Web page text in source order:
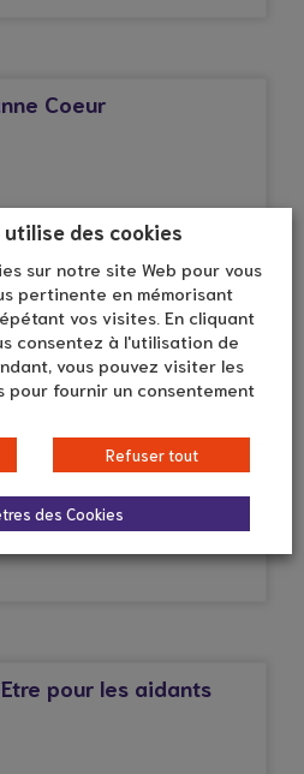
Coeur
© Droits réservés*
ANAE à Riec-sur-
(Finistère)
© Droits réservés*
les aidants, grâce au
loisir !
pour les aidants
utilise des cookies
sur notre site Web pour vous
pertinente en mémorisant
vos visites. En cliquant
consentez à l'utilisation de
vous pouvez visiter les
pour fournir un consentement
Refuser tout
des Cookies